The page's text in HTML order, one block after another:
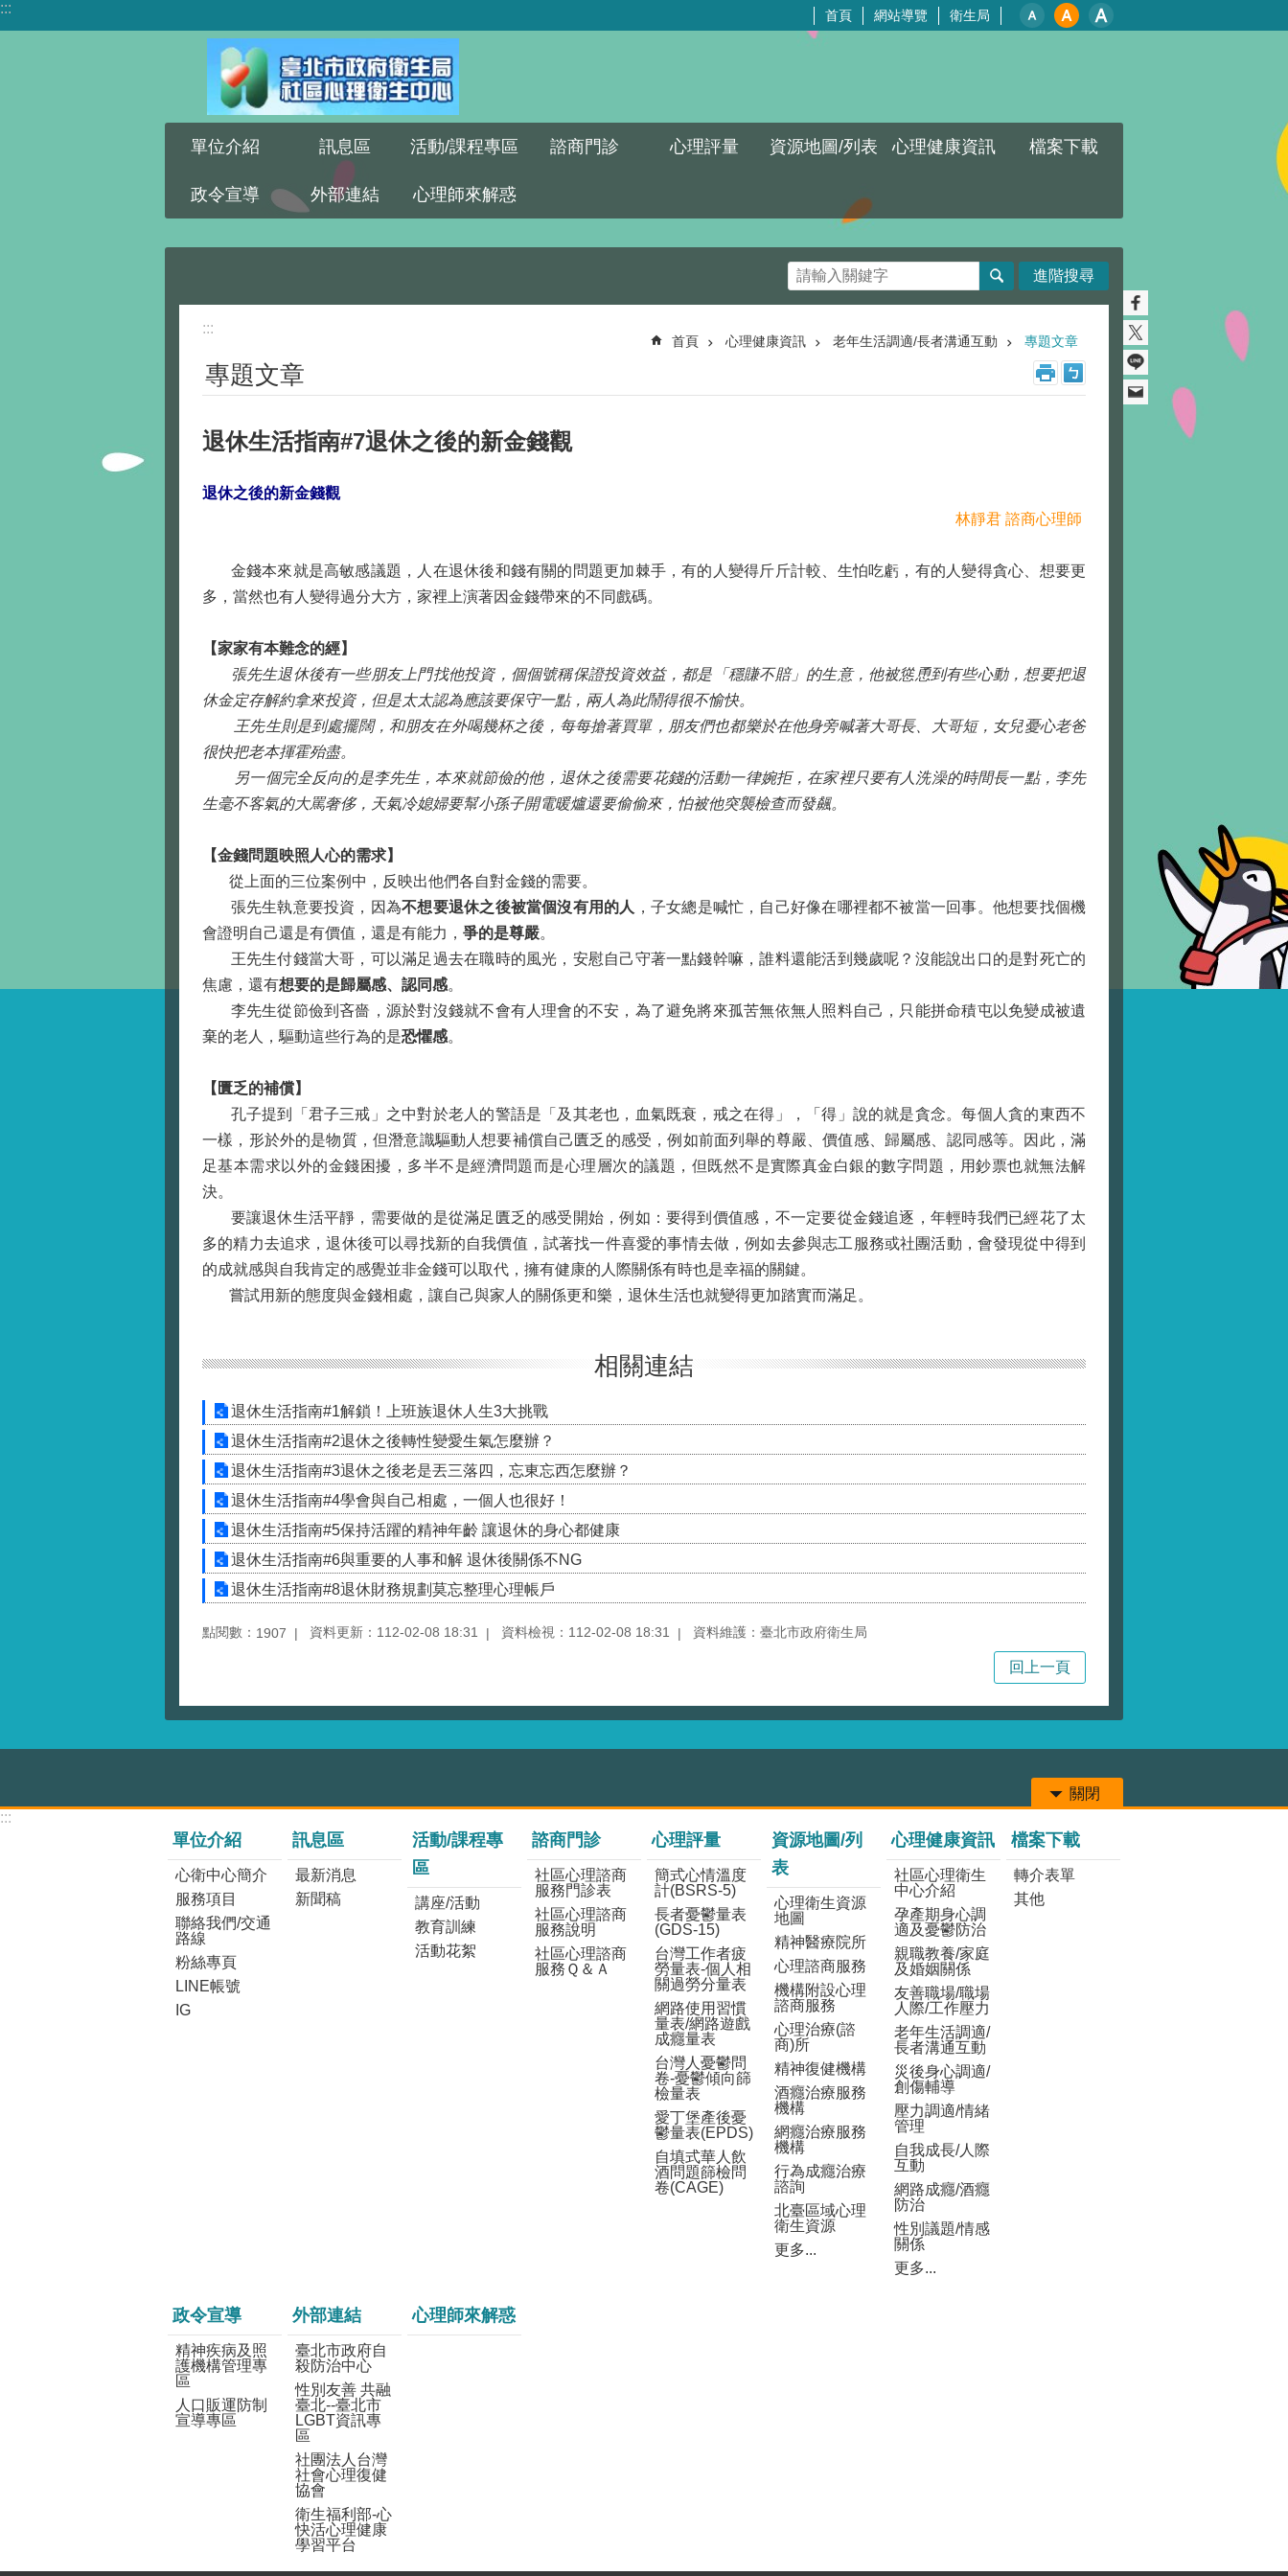
跳到主要內容區塊
::: 首頁 網站導覽 衛生局
單位介紹 訊息區 活動/課程專區 諮商門診 心理評量 資源地圖/列表 心理健康資訊 檔案下載
政令宣導 外部連結 心理師來解惑
進階搜尋
:::
首頁 心理健康資訊 老年生活調適/長者溝通互動 專題文章
專題文章
退休生活指南#7退休之後的新金錢觀
退休之後的新金錢觀
林靜君 諮商心理師
金錢本來就是高敏感議題，人在退休後和錢有關的問題更加棘手，有的人變得斤斤計較、生怕吃虧，有的人變得貪心、想要更
多，當然也有人變得過分大方，家裡上演著因金錢帶來的不同戲碼。
【家家有本難念的經】
張先生退休後有一些朋友上門找他投資，個個號稱保證投資效益，都是「穩賺不賠」的生意，他被慫恿到有些心動，想要把退
休金定存解約拿來投資，但是太太認為應該要保守一點，兩人為此鬧得很不愉快。
王先生則是到處擺闊，和朋友在外喝幾杯之後，每每搶著買單，朋友們也都樂於在他身旁喊著大哥長、大哥短，女兒憂心老爸
很快把老本揮霍殆盡。
另一個完全反向的是李先生，本來就節儉的他，退休之後需要花錢的活動一律婉拒，在家裡只要有人洗澡的時間長一點，李先
生毫不客氣的大罵奢侈，天氣冷媳婦要幫小孫子開電暖爐還要偷偷來，怕被他突襲檢查而發飆。
【金錢問題映照人心的需求】
從上面的三位案例中，反映出他們各自對金錢的需要。
張先生執意要投資，因為不想要退休之後被當個沒有用的人 ，子女總是喊忙，自己好像在哪裡都不被當一回事。他想要找個機
會證明自己還是有價值，還是有能力， 爭的是尊嚴。
王先生付錢當大哥，可以滿足過去在職時的風光，安慰自己守著一點錢幹嘛，誰料還能活到幾歲呢？沒能說出口的是對死亡的
焦慮，還有想要的是歸屬感、認同感。
李先生從節儉到吝嗇，源於對沒錢就不會有人理會的不安，為了避免將來孤苦無依無人照料自己，只能拼命積屯以免變成被遺
棄的老人，驅動這些行為的是恐懼感。
【匱乏的補償】
孔子提到「君子三戒」之中對於老人的警語是「及其老也，血氣既衰，戒之在得」，「得」說的就是貪念。每個人貪的東西不
一樣，形於外的是物質，但潛意識驅動人想要補償自己匱乏的感受，例如前面列舉的尊嚴、價值感、歸屬感、認同感等。因此，滿
足基本需求以外的金錢困擾，多半不是經濟問題而是心理層次的議題，但既然不是實際真金白銀的數字問題，用鈔票也就無法解
決。
要讓退休生活平靜，需要做的是從滿足匱乏的感受開始，例如：要得到價值感，不一定要從金錢追逐，年輕時我們已經花了太
多的精力去追求，退休後可以尋找新的自我價值，試著找一件喜愛的事情去做，例如去參與志工服務或社團活動，會發現從中得到
的成就感與自我肯定的感覺並非金錢可以取代，擁有健康的人際關係有時也是幸福的關鍵。
嘗試用新的態度與金錢相處，讓自己與家人的關係更和樂，退休生活也就變得更加踏實而滿足。
相關連結
退休生活指南#1解鎖！上班族退休人生3大挑戰
退休生活指南#2退休之後轉性變愛生氣怎麼辦？
退休生活指南#3退休之後老是丟三落四，忘東忘西怎麼辦？
退休生活指南#4學會與自己相處，一個人也很好！
退休生活指南#5保持活躍的精神年齡 讓退休的身心都健康
退休生活指南#6與重要的人事和解 退休後關係不NG
退休生活指南#8退休財務規劃莫忘整理心理帳戶
點閱數： 1907 資料更新：112-02-08 18:31 資料檢視：112-02-08 18:31 資料維護：臺北市政府衛生局
回上一頁
關閉
:::
單位介紹
心衛中心簡介
服務項目
聯絡我們/交通
路線
粉絲專頁
LINE帳號
IG
訊息區
最新消息
新聞稿
活動/課程專
區
講座/活動
教育訓練
活動花絮
諮商門診
社區心理諮商
服務門診表
社區心理諮商
服務說明
社區心理諮商
服務Ｑ＆Ａ
心理評量
簡式心情溫度
計(BSRS-5)
長者憂鬱量表
(GDS-15)
台灣工作者疲
勞量表-個人相
關過勞分量表
網路使用習慣
量表/網路遊戲
成癮量表
台灣人憂鬱問
卷-憂鬱傾向篩
檢量表
愛丁堡產後憂
鬱量表(EPDS)
自填式華人飲
酒問題篩檢問
卷(CAGE)
資源地圖/列
表
心理衛生資源
地圖
精神醫療院所
心理諮商服務
機構附設心理
諮商服務
心理治療(諮
商)所
精神復健機構
酒癮治療服務
機構
網癮治療服務
機構
行為成癮治療
諮詢
北臺區域心理
衛生資源
更多...
心理健康資訊
社區心理衛生
中心介紹
孕產期身心調
適及憂鬱防治
親職教養/家庭
及婚姻關係
友善職場/職場
人際/工作壓力
老年生活調適/
長者溝通互動
災後身心調適/
創傷輔導
壓力調適/情緒
管理
自我成長/人際
互動
網路成癮/酒癮
防治
性別議題/情感
關係
更多...
檔案下載
轉介表單
其他
政令宣導
精神疾病及照
護機構管理專
區
人口販運防制
宣導專區
外部連結
臺北市政府自
殺防治中心
性別友善 共融
臺北--臺北市
LGBT資訊專
區
社團法人台灣
社會心理復健
協會
衛生福利部-心
快活心理健康
學習平台
心理師來解惑